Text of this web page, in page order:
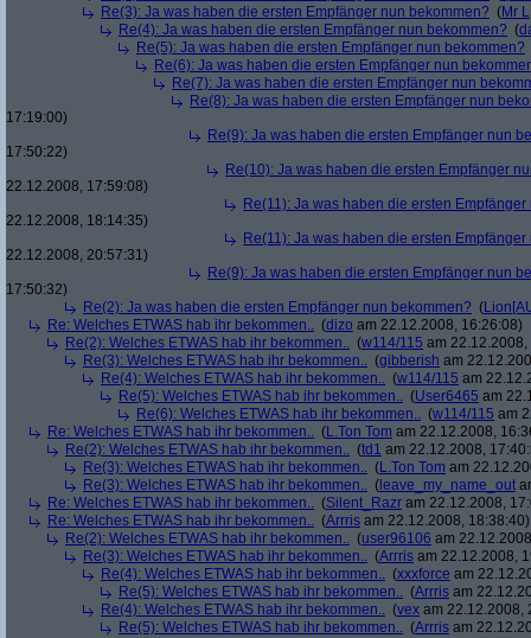
Re(3): Ja was haben die ersten Empfänger nun bekommen? (Mr L
Re(4): Ja was haben die ersten Empfänger nun bekommen? (
Re(5): Ja was haben die ersten Empfänger nun bekommen?
Re(6): Ja was haben die ersten Empfänger nun
Re(7): Ja was haben die ersten Empfänger nun
Re(8): Ja was haben die ersten Empfänger nun
17:19:00)
Re(9): Ja was haben die ersten Empfänger nun
17:50:22)
Re(10): Ja was haben die ersten Empfänger
22.12.2008, 17:59:08)
Re(11): Ja was haben die ersten
22.12.2008, 18:14:35)
Re(11): Ja was haben die ersten
22.12.2008, 20:57:31)
Re(9): Ja was haben die ersten Empfänger nun
17:50:32)
Re(2): Ja was haben die ersten Empfänger nun bekommen? (
Re: Welches ETWAS hab ihr bekommen.. (dizo am 22.12.2008, 16:26:08)
Re(2): Welches ETWAS hab ihr bekommen.. (w114/115 am
Re(3): Welches ETWAS hab ihr bekommen.. (gibberish am
Re(4): Welches ETWAS hab ihr bekommen.. (w114/115 am
Re(5): Welches ETWAS hab ihr bekommen.. (User6465 am
Re(6): Welches ETWAS hab ihr bekommen.. (w114/115 am
Re: Welches ETWAS hab ihr bekommen.. (L.Ton Tom am 22.12.2008,
Re(2): Welches ETWAS hab ihr bekommen.. (td1 am 22.12.2008,
Re(3): Welches ETWAS hab ihr bekommen.. (L.Ton Tom am
Re(3): Welches ETWAS hab ihr bekommen.. ( leave_my_name_out
Re: Welches ETWAS hab ihr bekommen.. (Silent_Razr am 22.12.2008,
Re: Welches ETWAS hab ihr bekommen.. (Arrris am 22.12.2008, 18:38:40)
Re(2): Welches ETWAS hab ihr bekommen.. (user96106 am
Re(3): Welches ETWAS hab ihr bekommen.. (Arrris am 22.12.2008,
Re(4): Welches ETWAS hab ihr bekommen.. (xxxforce am
Re(5): Welches ETWAS hab ihr bekommen.. (Arrris am
Re(4): Welches ETWAS hab ihr bekommen.. (vex am 22.12.2008,
Re(5): Welches ETWAS hab ihr bekommen.. (Arrris am